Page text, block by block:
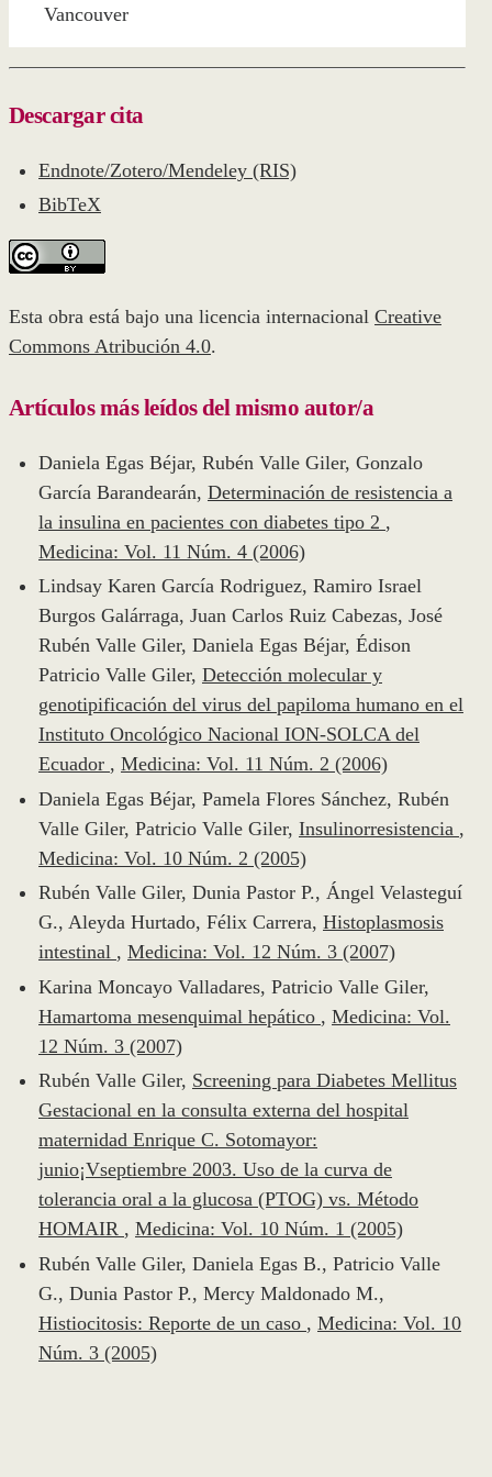
Vancouver
Descargar cita
Endnote/Zotero/Mendeley (RIS)
BibTeX
Esta obra está bajo una licencia internacional Creative
Commons Atribución 4.0.
Artículos más leídos del mismo autor/a
Daniela Egas Béjar, Rubén Valle Giler, Gonzalo
García Barandearán, Determinación de resistencia a
la insulina en pacientes con diabetes tipo 2 ,
Medicina: Vol. 11 Núm. 4 (2006)
Lindsay Karen García Rodriguez, Ramiro Israel
Burgos Galárraga, Juan Carlos Ruiz Cabezas, José
Rubén Valle Giler, Daniela Egas Béjar, Édison
Patricio Valle Giler, Detección molecular y
genotipificación del virus del papiloma humano en el
Instituto Oncológico Nacional ION-SOLCA del
Ecuador , Medicina: Vol. 11 Núm. 2 (2006)
Daniela Egas Béjar, Pamela Flores Sánchez, Rubén
Valle Giler, Patricio Valle Giler, Insulinorresistencia ,
Medicina: Vol. 10 Núm. 2 (2005)
Rubén Valle Giler, Dunia Pastor P., Ángel Velasteguí
G., Aleyda Hurtado, Félix Carrera, Histoplasmosis
intestinal , Medicina: Vol. 12 Núm. 3 (2007)
Karina Moncayo Valladares, Patricio Valle Giler,
Hamartoma mesenquimal hepático , Medicina: Vol.
12 Núm. 3 (2007)
Rubén Valle Giler, Screening para Diabetes Mellitus
Gestacional en la consulta externa del hospital
maternidad Enrique C. Sotomayor:
junio¡Vseptiembre 2003. Uso de la curva de
tolerancia oral a la glucosa (PTOG) vs. Método
HOMAIR , Medicina: Vol. 10 Núm. 1 (2005)
Rubén Valle Giler, Daniela Egas B., Patricio Valle
G., Dunia Pastor P., Mercy Maldonado M.,
Histiocitosis: Reporte de un caso , Medicina: Vol. 10
Núm. 3 (2005)